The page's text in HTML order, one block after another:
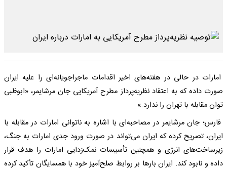
امارات در حالی در هفته‌های اخیر اقدامات ماجراجویانه‌ای را علیه ایران
صورت داده که به اعتقاد نظریه‌پرداز مطرح آمریکایی جان مرشایمر، «ابوظبی
توان مقابله با تهران را ندارد.»
فارس؛ جان مرشایمر در مصاحبه‌ای با اشاره به ناتوانی امارات در مقابله با
ایران، تصریح کرده که ایران می‌تواند در صورت ورود جدی امارات به جنگ،
زیرساخت‌های انرژی و همچنین تأسیسات نمک‌زدایی امارات را هدف قرار
داده و نابود کند. ایران بارها بر روابط صلح‌آمیز خود با همسایگان تأکید کرده